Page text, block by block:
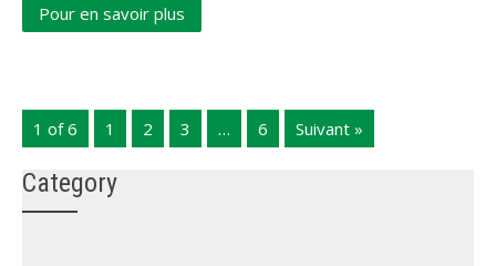
Pour en savoir plus
1 of 6 1 2 3 … 6 Suivant »
Category